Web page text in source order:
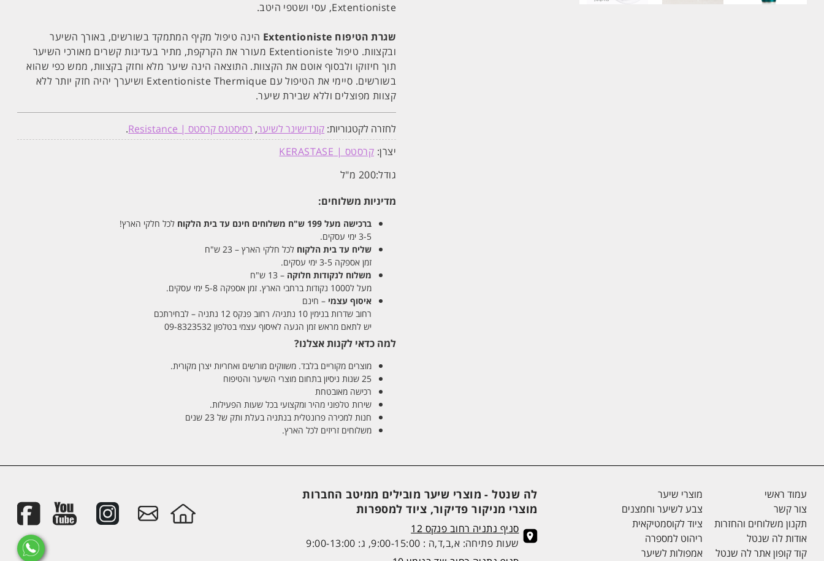
Extentioniste, עסי ושטפי היטב.
שגרת הטיפוח Extentioniste
הינה טיפול מקיף המתמקד בשורשים, באורך השיער
ובקצוות. טיפול Extentioniste מעורר את הקרקפת, מתיר בעדינות קשרים מאורכי השיער
תוך חיזוקו ולבסוף אוטם את הקצוות. התוצאה הינה שיער מלא וחזק בקצוות, ממש כפי שהוא
בשורשים. סיימי את הטיפול עם Extentioniste Thermique ושיערך יהיה חזק יותר ללא
קצוות מפוצלים וללא שבירת שיער.
לחזרה לקטגוריות: קונדישינר לשיער, רסיסטנס קרסטס | Resistance
.
יצרן: קרסטס | KERASTASE
גודל:200 מ"ל
מדיניות משלוחים:
ברכישה מעל 199 ש"ח משלוחים חינם עד בית הלקוח לכל חלקי הארץ!
3-5 ימי עסקים.
שליח עד בית הלקוח לכל חלקי הארץ – 23 ש"ח
זמן אספקה 3-5 ימי עסקים.
משלוח לנקודות חלוקה – 13 ש"ח
מעל ל1000 נקודות ברחבי הארץ. זמן אספקה 5-8 ימי עסקים.
איסוף עצמי – חינם
רחוב שדרות בנימין 10 נתניה/ רחוב פנקס 12 נתניה – לבחירתכם
יש לתאם מראש זמן הגעה לאיסוף עצמי בטלפון 09-8323532
למה כדאי לקנות אצלנו?
מוצרים מקוריים בלבד. משווקים מורשים ואחריות יצרן מקורית.
25 שנות ניסיון בתחום מוצרי השיער והטיפוח
רכישה מאובטחת
שירות טלפוני מהיר ומקצועי בכל שעות הפעילות.
חנות למכירה פרונטלית בנתניה בעלת ותק של 23 שנים
משלוחים זריזים לכל הארץ.
עמוד ראשי
צור קשר
תקנון משלוחים והחזרות
אודות לה שנטל
קוד קופון אתר לה שנטל
מוצרי שיער
צבע לשיער וחמצנים
ציוד לקוסמטיקאית
ריהוט למספרה
אמפולות לשיער
לה שנטל - מוצרי שיער מובילים ממיטב החברות
מוצרי מניקור פדיקור, ציוד למספרות
סניף נתניה רחוב פנקס 12
שעות פתיחה: א,ב,ד,ה : 9:00-15:00, ג: 9:00-13:00